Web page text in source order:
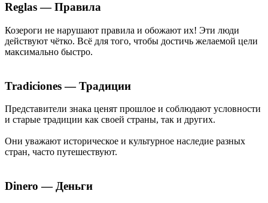
Reglas — Правила
Козероги не нарушают правила и обожают их! Эти люди
действуют чётко. Всё для того, чтобы достичь желаемой цели
максимально быстро.
Tradiciones — Традиции
Представители знака ценят прошлое и соблюдают условности
и старые традиции как своей страны, так и других.
Они уважают историческое и культурное наследие разных
стран, часто путешествуют.
Dinero — Деньги